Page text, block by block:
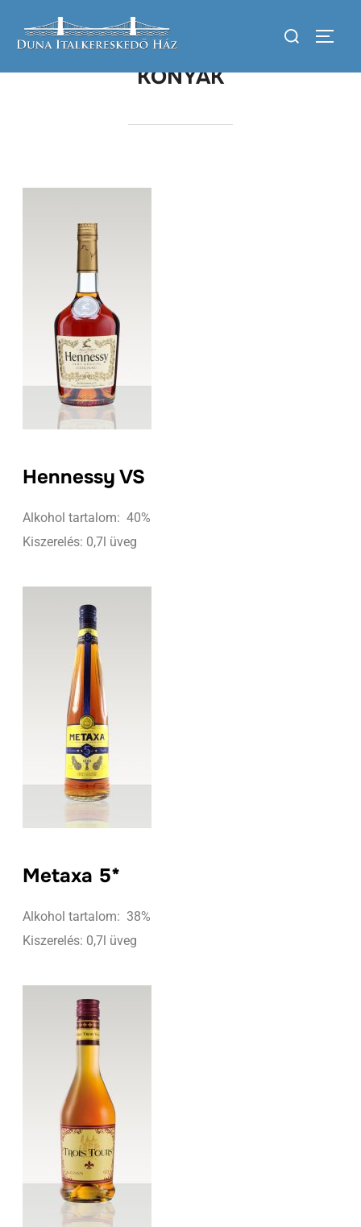
KONYAK
Hennessy VS
Alkohol tartalom: 40%
Kiszerelés: 0,7l üveg
Metaxa 5*
Alkohol tartalom: 38%
Kiszerelés: 0,7l üveg